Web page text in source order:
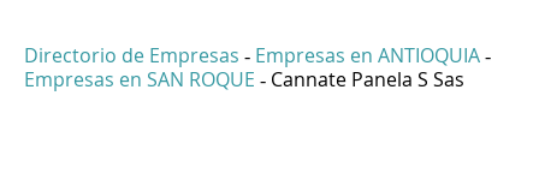
Directorio de Empresas - Empresas en ANTIOQUIA -
Empresas en SAN ROQUE - Cannate Panela S Sas